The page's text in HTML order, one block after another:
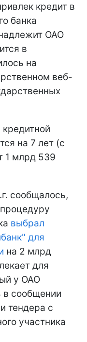
кредит в
банка
ОАО
в
на
веб-
на 7 лет (с
1 млрд 539
сообщалось,
выбрал
для
на 2 млрд
для
у ОАО
в сообщении
тендера с
участника